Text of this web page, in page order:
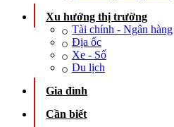
Xu hướng thị trường
Tài chính - Ngân hàng
Địa ốc
Xe - Số
Du lịch
Gia đình
Cần biết